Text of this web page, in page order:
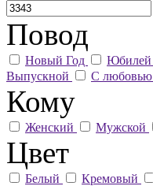
Повод
Новый Год Юбилей
Выпускной
С любовью
Кому
Женский Мужской
Цвет
Белый Кремовый